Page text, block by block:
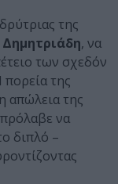
της
, να
των σχεδόν
πορεία της
απώλεια της
να
διπλό –